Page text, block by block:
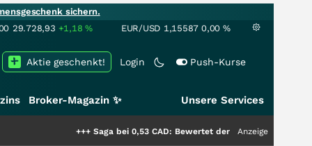
sichern.
29.728,93 +1,18% EUR/USD 1,15587 0,00 %
Login Push-Kurse
Aktie geschenkt!
Broker-Magazin ✨ Unsere Services
Saga bei 0,53 CAD: Bewertet der Markt noch immer nur
Anzeige